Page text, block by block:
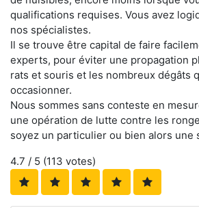
qualifications requises. Vous avez
nos spécialistes.
Il se trouve être capital de faire
experts, pour éviter une propagation
rats et souris et les nombreux dégâts
occasionner.
Nous sommes sans conteste en
une opération de lutte contre les
soyez un particulier ou bien alors une
4.7 / 5 (113 votes)